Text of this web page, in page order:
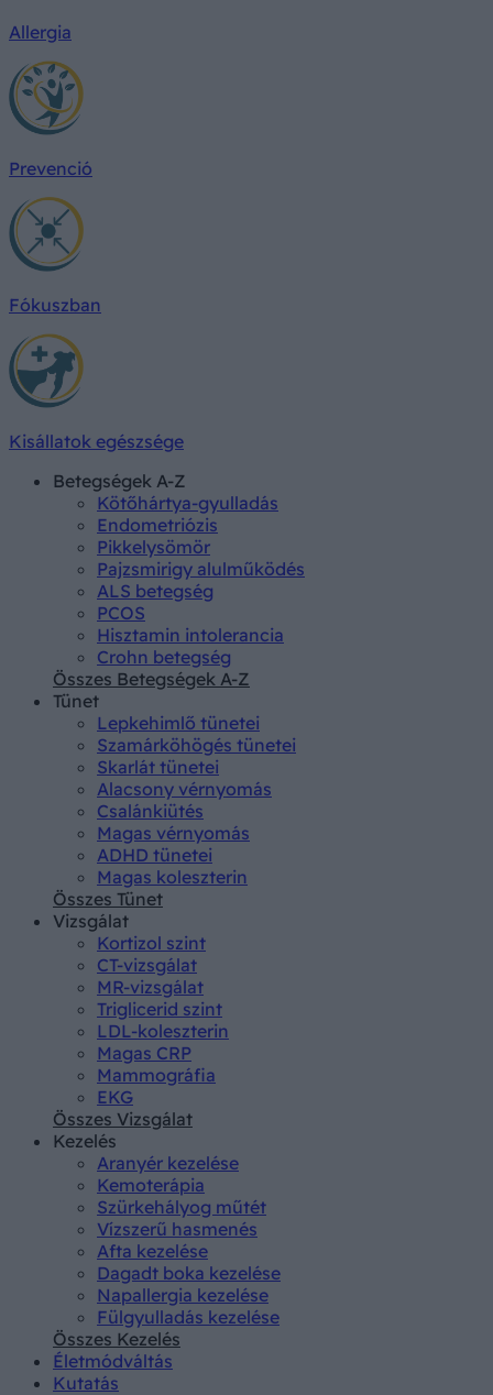
Allergia
Prevenció
Fókuszban
Kisállatok egészsége
Betegségek A-Z
Kötőhártya-gyulladás
Endometriózis
Pikkelysömör
Pajzsmirigy alulműködés
ALS betegség
PCOS
Hisztamin intolerancia
Crohn betegség
Összes Betegségek A-Z
Tünet
Lepkehimlő tünetei
Szamárköhögés tünetei
Skarlát tünetei
Alacsony vérnyomás
Csalánkiütés
Magas vérnyomás
ADHD tünetei
Magas koleszterin
Összes Tünet
Vizsgálat
Kortizol szint
CT-vizsgálat
MR-vizsgálat
Triglicerid szint
LDL-koleszterin
Magas CRP
Mammográfia
EKG
Összes Vizsgálat
Kezelés
Aranyér kezelése
Kemoterápia
Szürkehályog műtét
Vízszerű hasmenés
Afta kezelése
Dagadt boka kezelése
Napallergia kezelése
Fülgyulladás kezelése
Összes Kezelés
Életmódváltás
Kutatás